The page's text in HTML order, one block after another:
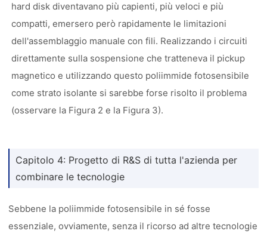
hard disk diventavano più capienti, più veloci e più
compatti, emersero però rapidamente le limitazioni
dell'assemblaggio manuale con fili. Realizzando i circuiti
direttamente sulla sospensione che tratteneva il pickup
magnetico e utilizzando questo poliimmide fotosensibile
come strato isolante si sarebbe forse risolto il problema
(osservare la Figura 2 e la Figura 3).
Capitolo 4: Progetto di R&S di tutta l'azienda per
combinare le tecnologie
Sebbene la poliimmide fotosensibile in sé fosse
essenziale, ovviamente, senza il ricorso ad altre tecnologie